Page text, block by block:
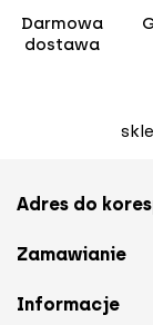
Darmowa
dostawa
Adres do
Zamawianie
Informacje